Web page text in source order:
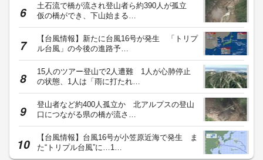
土石流で橋が流され登山者ら約390人が孤立
仮の橋ができ、下山始まる…
【台風情報】新たに台風16号が発生 「トリプ
ル台風」の今後の進路予…
15人のツアー登山で2人遭難 1人が心肺停止
の状態、1人は「雨に打たれ…
登山者など約400人孤立か 北アルプスの登山
口につながる県の橋が流さ…
【台風情報】台風16号が小笠原近海で発生 ま
た“トリプル台風”に…1…